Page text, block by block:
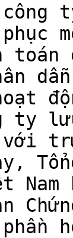
phục
toán
ty
với
phần